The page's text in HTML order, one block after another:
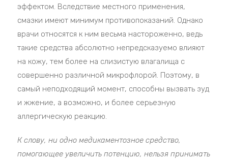
эффектом. Вследствие местного применения,
смазки имеют минимум противопоказаний. Однако
врачи относятся к ним весьма настороженно, ведь
такие средства абсолютно непредсказуемо влияют
на кожу, тем более на слизистую влагалища с
совершенно различной микрофлорой. Поэтому, в
самый неподходящий момент, способны вызвать зуд
и жжение, а возможно, и более серьезную
аллергическую реакцию.
К слову, ни одно медикаментозное средство,
помогающее увеличить потенцию, нельзя принимать